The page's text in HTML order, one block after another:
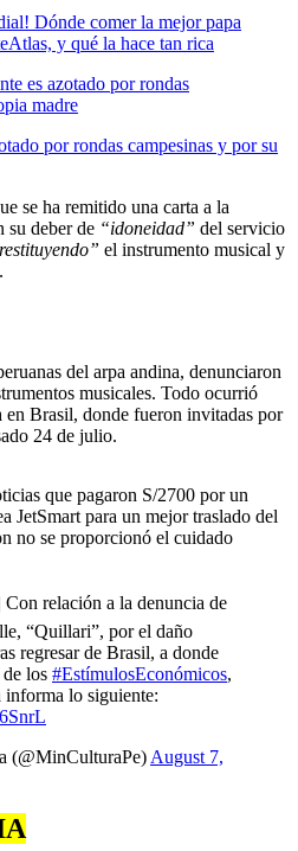
Dónde comer la mejor papa
y qué la hace tan rica
por rondas campesinas y por su
se ha remitido una carta a la
su deber de “idoneidad” del servicio
el instrumento musical y
del arpa andina, denunciaron
musicales. Todo ocurrió
en Brasil, donde fueron invitadas por
24 de julio.
que pagaron S/2700 por un
JetSmart para un mejor traslado del
no se proporcionó el cuidado
| Con relación a la denuncia de
“Quillari”, por el daño
regresar de Brasil, a donde
los #EstímulosEconómicos,
lo siguiente:
(@MinCulturaPe) August 7,